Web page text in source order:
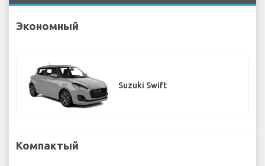
Экономный
Suzuki Swift
Компактый